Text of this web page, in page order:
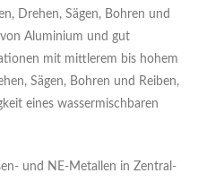
Drehen, Sägen, Bohren und
Aluminium und gut
mit mittlerem bis hohem
Sägen, Bohren und Reiben,
eines wassermischbaren
und NE-Metallen in Zentral-